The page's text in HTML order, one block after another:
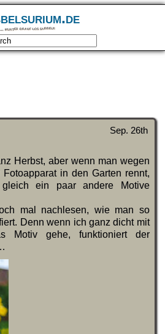
… munter drauf los sabbeln
Sep. 26th
Herbst, aber wenn man wegen
in den Garten rennt,
ein paar andere Motive
mal nachlesen, wie man so
Denn wenn ich ganz dicht mit
Motiv gehe, funktioniert der